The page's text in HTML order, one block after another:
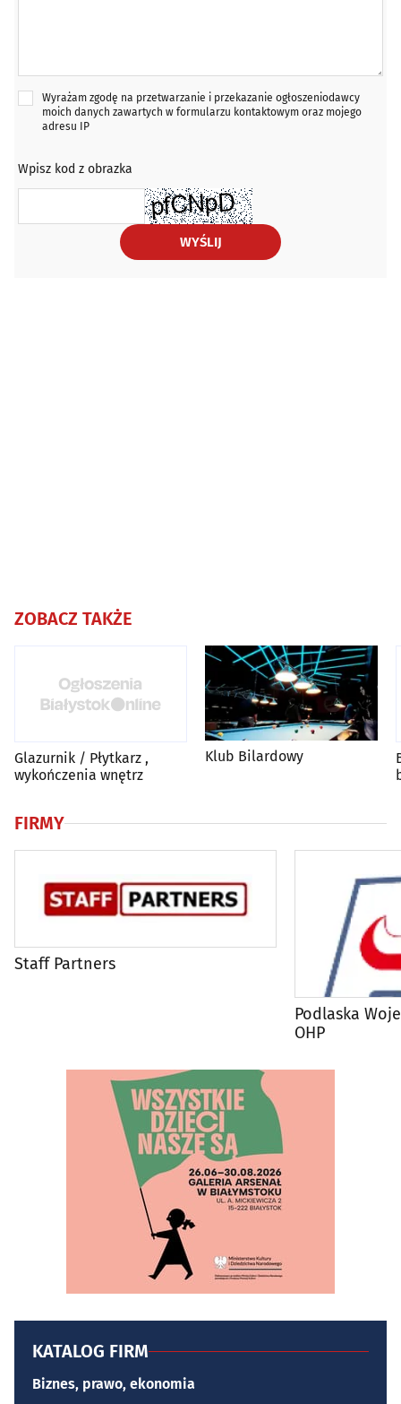
Wyrażam zgodę na przetwarzanie i przekazanie ogłoszeniodawcy
moich danych zawartych w formularzu kontaktowym oraz mojego
adresu IP
Wpisz kod z obrazka
WYŚLIJ
ZOBACZ TAKŻE
Glazurnik / Płytkarz ,
wykończenia wnętrz
Klub Bilardowy
FIRMY
Staff Partners
Podlaska
OHP
KATALOG FIRM
Biznes, prawo, ekonomia